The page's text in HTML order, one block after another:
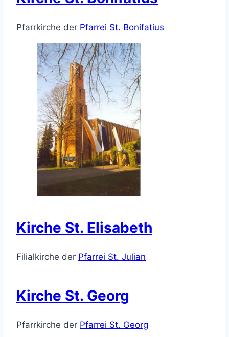
Pfarrkirche der Pfarrei St. Bonifatius
Kirche St. Elisabeth
Filialkirche der Pfarrei St. Julian
Kirche St. Georg
Pfarrkirche der Pfarrei St. Georg